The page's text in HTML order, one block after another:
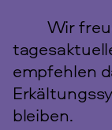
Wir
empfehlen
bleiben.